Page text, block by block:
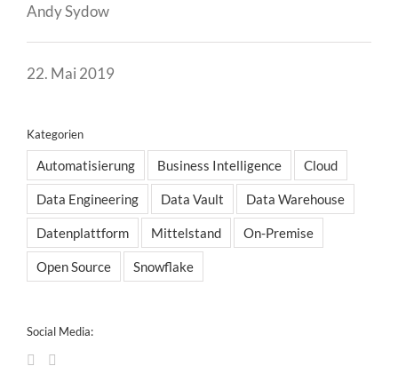
Andy Sydow
22. Mai 2019
Kategorien
Automatisierung Business Intelligence Cloud
Data Engineering Data Vault Data Warehouse
Datenplattform Mittelstand On-Premise
Open Source Snowflake
Social Media: